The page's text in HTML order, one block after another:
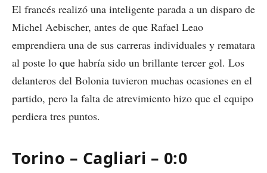
El francés realizó una inteligente parada a un disparo de
Michel Aebischer, antes de que Rafael Leao
emprendiera una de sus carreras individuales y rematara
al poste lo que habría sido un brillante tercer gol. Los
delanteros del Bolonia tuvieron muchas ocasiones en el
partido, pero la falta de atrevimiento hizo que el equipo
perdiera tres puntos.
Torino – Cagliari – 0:0